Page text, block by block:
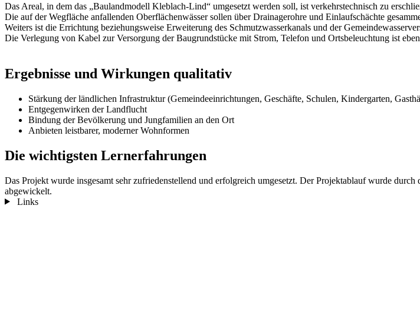
Das Areal, in dem das „Baulandmodell Kleblach-Lind“ umgesetzt werden soll, ist verkehrstechnisch zu
Die auf der Wegfläche anfallenden Oberflächenwässer sollen über Drainagerohre und Einlaufschächte
Weiters ist die Errichtung beziehungsweise Erweiterung des Schmutzwasserkanals und der
Die Verlegung von Kabel zur Versorgung der Baugrundstücke mit Strom, Telefon und Ortsbeleuchtung ist
Ergebnisse und Wirkungen qualitativ
Stärkung der ländlichen Infrastruktur (Gemeindeeinrichtungen, Geschäfte, Schulen, Kindergarten,
Entgegenwirken der Landflucht
Bindung der Bevölkerung und Jungfamilien an den Ort
Anbieten leistbarer, moderner Wohnformen
Die wichtigsten Lernerfahrungen
Das Projekt wurde insgesamt sehr zufriedenstellend und erfolgreich umgesetzt. Der Projektablauf wurde
abgewickelt.
Links